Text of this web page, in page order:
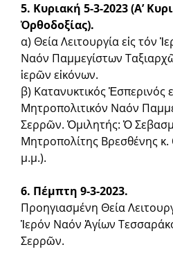
5. Κυριακή 5-3-2023 (Α’
Ὀρθοδοξίας).
α) Θεία Λειτουργία εἰς τόν
Ναόν Παμ­μεγίστων
ἱερῶν εἰκόνων.
β) Κατανυκτικός Ἑσπερινός
Μητροπολιτικόν Να­όν
Σερρῶν. Ὁμιλητής: Ὁ
Μητροπολίτης Βρεσθένης
μ.μ.).
6. Πέμπτη 9-3-2023.
Προηγιασμένη Θεία
Ἱερόν Ναόν Ἁγίων
Σερρῶν.